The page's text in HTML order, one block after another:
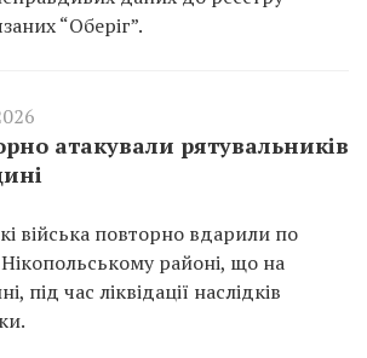
“Оберіг”.
атакували рятувальників
війська повторно вдарили по
районі, що на
під час ліквідації наслідків